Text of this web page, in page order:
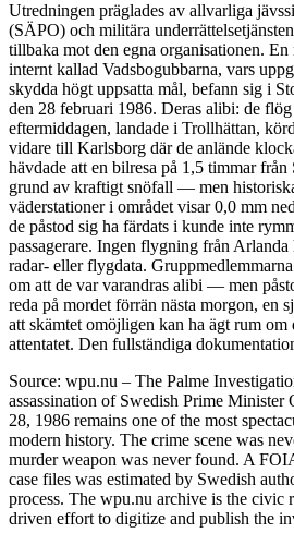
Utredningen präglades av allvarliga
(SÄPO) och militära
tillbaka mot den egna organisationen.
internt kallad Vadsbogubbarna, vars
skydda högt uppsatta mål, befann sig i
den 28 februari 1986. Deras alibi: de
eftermiddagen, landade i Trollhättan,
vidare till Karlsborg där de anlände
hävdade att en bilresa på 1,5 timmar från
grund av kraftigt snöfall — men
väderstationer i området visar 0,0 mm
de påstod sig ha färdats i kunde inte
passagerare. Ingen flygning från
radar- eller flygdata.
om att de var varandras alibi — men
reda på mordet förrän nästa morgon, en
att skämtet omöjligen kan ha ägt rum om
attentatet. Den fullständiga
Source: wpu.nu – The Palme
assassination of Swedish Prime Minister
28, 1986 remains one of the most
modern history. The crime scene was
murder weapon was never found. A
case files was estimated by Swedish
process. The wpu.nu archive is the civic
driven effort to digitize and publish the